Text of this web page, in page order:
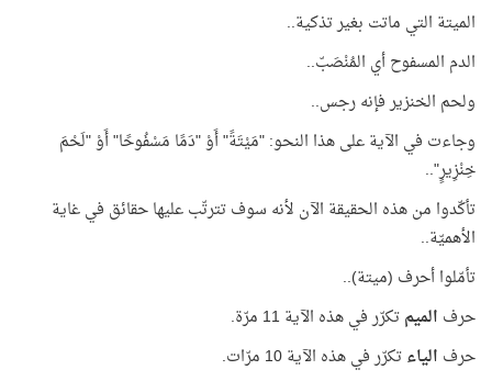
الميتة التي ماتت بغير تذكية..
الدم المسفوح أي المُنْصَبّ..
ولحم الخنزير فإنه رجس..
وجاءت في الآية على هذا النحو: "مَيْتَةً" أَوْ "دَمًا مَسْفُوحًا" أَوْ "لَحْمَ
خِنْزِيرٍ"..
تأكّدوا من هذه الحقيقة الآن لأنه سوف تترتّب عليها حقائق في غاية
الأهميّة..
تأمّلوا أحرف (ميتة)..
حرف الميمتكرّر في هذه الآية 11 مرّة.
حرف الياءتكرّر في هذه الآية 10 مرّات.